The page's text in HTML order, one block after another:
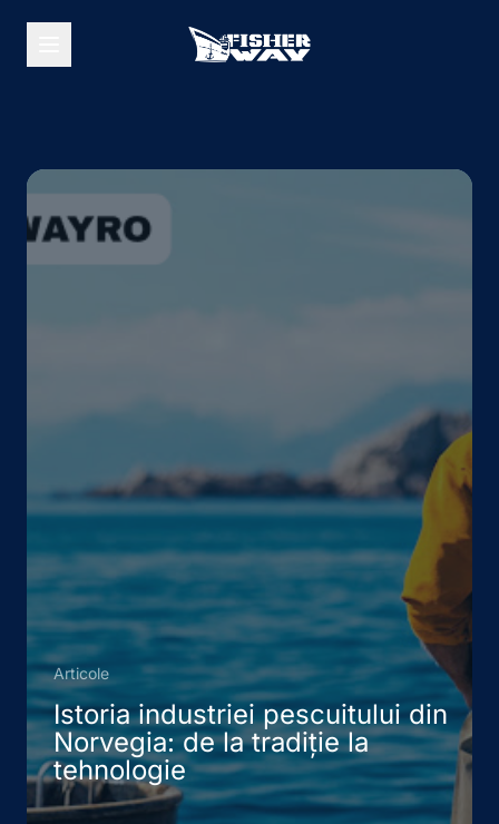
Articole
Istoria industriei pescuitului din
Norvegia: de la tradiție la
tehnologie